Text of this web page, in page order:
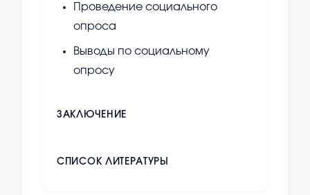
Проведение социального
опроса
Выводы по социальному
опросу
ЗАКЛЮЧЕНИЕ
СПИСОК ЛИТЕРАТУРЫ